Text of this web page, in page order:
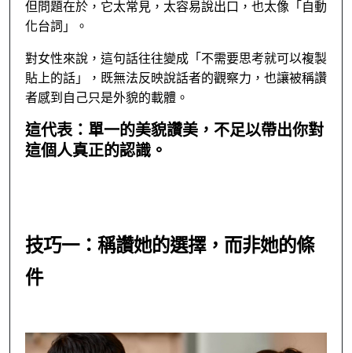
但問題在於，它太常見，太容易說出口，也太像「自動
化台詞」。
對女性來說，這句話往往變成「不需要思考就可以複製
貼上的話」，既無法反映說話者的觀察力，也讓被稱讚
者感到自己只是外貌的載體。
這代表： 單一的美貌讚美，不足以帶出你對
這個人真正的認識。
技巧一：稱讚她的選擇，而非她的條
件